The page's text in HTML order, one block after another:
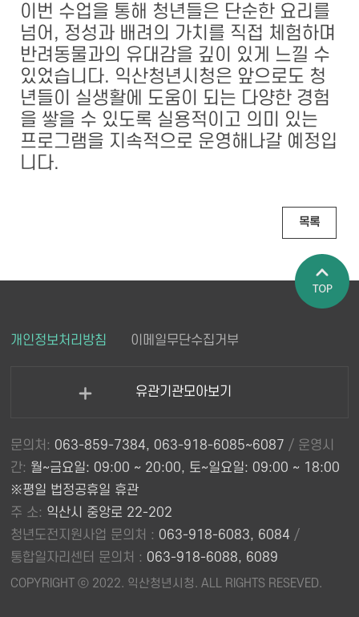
이번 수업을 통해 청년들은 단순한 요리를
넘어, 정성과 배려의 가치를 직접 체험하며
반려동물과의 유대감을 깊이 있게 느낄 수
있었습니다. 익산청년시청은 앞으로도 청
년들이 실생활에 도움이 되는 다양한 경험
을 쌓을 수 있도록 실용적이고 의미 있는
프로그램을 지속적으로 운영해나갈 예정입
니다.
목록
개인정보처리방침 이메일무단수집거부
유관기관모아보기
문의처: 063-859-7384, 063-918-6085~6087 / 운영시
간: 월~금요일: 09:00 ~ 20:00, 토~일요일: 09:00 ~ 18:00
※평일 법정공휴일 휴관
주 소: 익산시 중앙로 22-202
청년도전지원사업 문의처 : 063-918-6083, 6084 /
통합일자리센터 문의처 : 063-918-6088, 6089
COPYRIGHT ⓒ 2022. 익산청년시청. ALL RIGHTS RESEVED.